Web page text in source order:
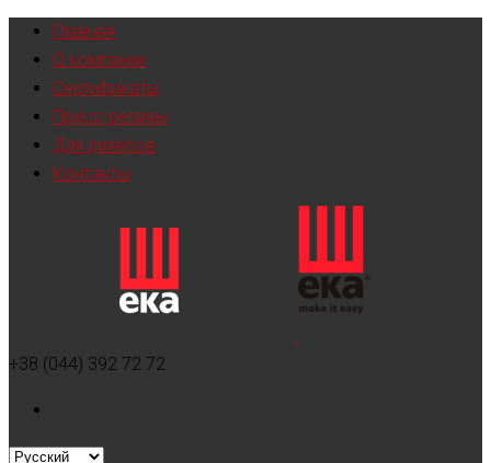
Главная
О компании
Сертификаты
Пресс-релизы
Для дилеров
Контакты
+38 (044) 392 72 72